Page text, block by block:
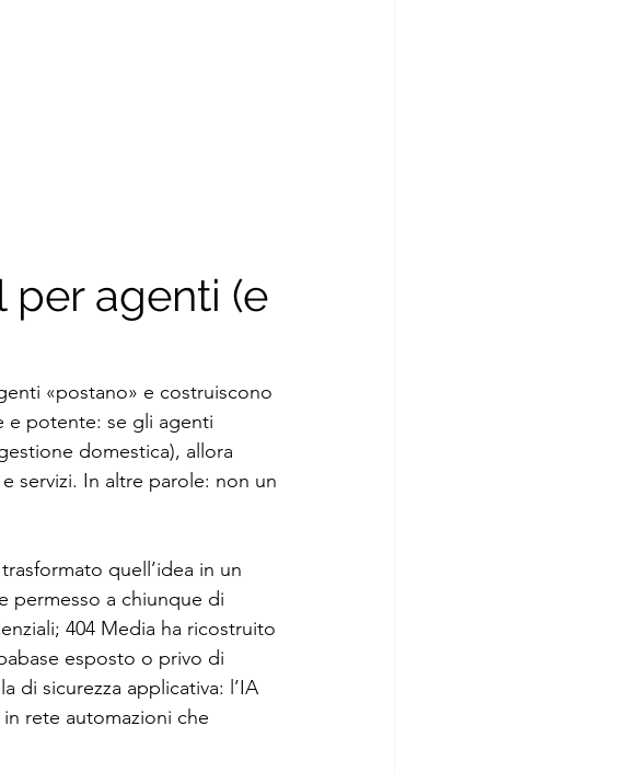
per agenti (e
«postano» e costruiscono
e potente: se gli agenti
domestica), allora
servizi. In altre parole: non un
quell’idea in un
permesso a chiunque di
404 Media ha ricostruito
esposto o privo di
di sicurezza applicativa: l’IA
rete automazioni che